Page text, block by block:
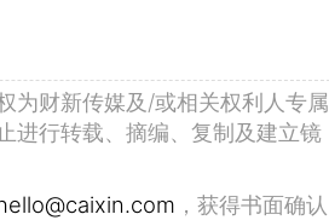
为财新传媒及/或相关权利人专属
进行转载、摘编、复制及建立镜
，获得书面确认